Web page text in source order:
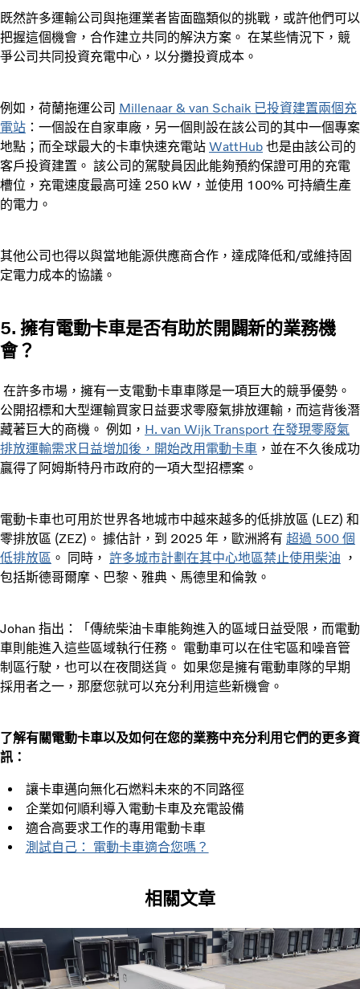
既然許多運輸公司與拖運業者皆面臨類似的挑戰，或許他們可以
把握這個機會，合作建立共同的解決方案。 在某些情況下，競
爭公司共同投資充電中心，以分攤投資成本。
例如，荷蘭拖運公司 Millenaar & van Schaik 已投資建置兩個充
電站 ：一個設在自家車廠，另一個則設在該公司的其中一個專案
地點；而全球最大的卡車快速充電站 WattHub 也是由該公司的
客戶投資建置。 該公司的駕駛員因此能夠預約保證可用的充電
槽位，充電速度最高可達 250 kW，並使用 100% 可持續生產
的電力。
其他公司也得以與當地能源供應商合作，達成降低和/或維持固
定電力成本的協議。
5. 擁有電動卡車是否有助於開闢新的業務機
會？
在許多市場，擁有一支電動卡車車隊是一項巨大的競爭優勢。
公開招標和大型運輸買家日益要求零廢氣排放運輸，而這背後潛
藏著巨大的商機。 例如， H. van Wijk Transport 在發現零廢氣
排放運輸需求日益增加後，開始改用電動卡車 ，並在不久後成功
贏得了阿姆斯特丹市政府的一項大型招標案。
電動卡車也可用於世界各地城市中越來越多的低排放區 (LEZ) 和
零排放區 (ZEZ)。 據估計，到 2025 年，歐洲將有 超過 500 個
低排放區 。 同時， 許多城市計劃在其中心地區禁止使用柴油 ，
包括斯德哥爾摩、巴黎、雅典、馬德里和倫敦。
Johan 指出：「傳統柴油卡車能夠進入的區域日益受限，而電動
車則能進入這些區域執行任務。 電動車可以在住宅區和噪音管
制區行駛，也可以在夜間送貨。 如果您是擁有電動車隊的早期
採用者之一，那麼您就可以充分利用這些新機會。
了解有關電動卡車以及如何在您的業務中充分利用它們的更多資
訊：
讓卡車邁向無化石燃料未來的不同路徑
企業如何順利導入電動卡車及充電設備
適合高要求工作的專用電動卡車
測試自己： 電動卡車適合您嗎？
相關文章